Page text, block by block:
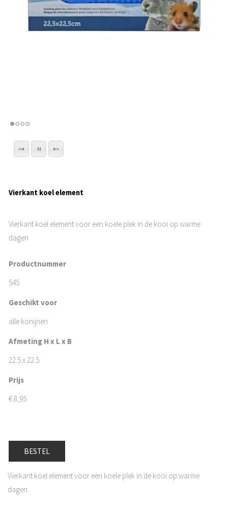
Vierkant koel element
Vierkant koel element voor een koele plek in de kooi op warme
dagen
Productnummer
545
Geschikt voor
alle konijnen
Afmeting H x L x B
22.5 x 22.5
Prijs
€8,95
BESTEL
Vierkant koel element voor een koele plek in de kooi op warme
dagen.